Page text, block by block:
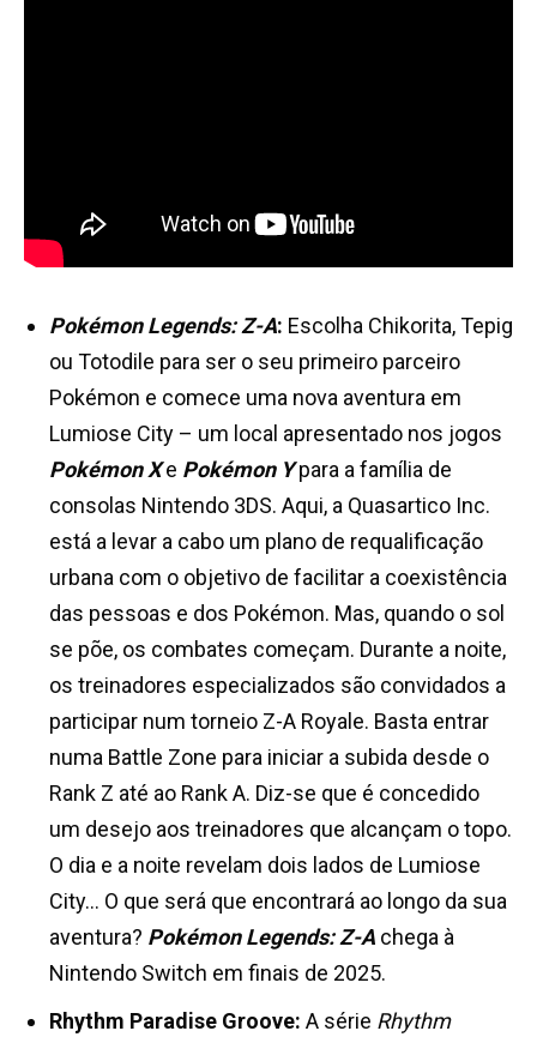
Pokémon Legends: Z-A: Escolha Chikorita, Tepig
ou Totodile para ser o seu primeiro parceiro
Pokémon e comece uma nova aventura em
Lumiose City – um local apresentado nos jogos
Pokémon Xe Pokémon Ypara a família de
consolas Nintendo 3DS. Aqui, a Quasartico Inc.
está a levar a cabo um plano de requalificação
urbana com o objetivo de facilitar a coexistência
das pessoas e dos Pokémon. Mas, quando o sol
se põe, os combates começam. Durante a noite,
os treinadores especializados são convidados a
participar num torneio Z-A Royale. Basta entrar
numa Battle Zone para iniciar a subida desde o
Rank Z até ao Rank A. Diz-se que é concedido
um desejo aos treinadores que alcançam o topo.
O dia e a noite revelam dois lados de Lumiose
City… O que será que encontrará ao longo da sua
aventura? Pokémon Legends: Z-A chega à
Nintendo Switch em finais de 2025.
Rhythm Paradise Groove: A série Rhythm